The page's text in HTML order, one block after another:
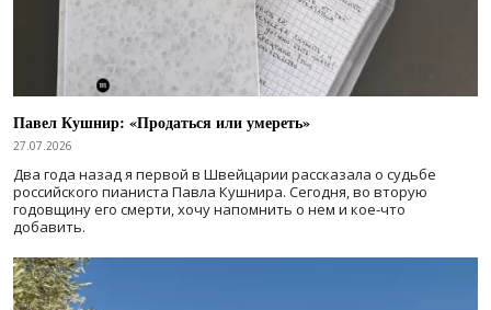
Павел Кушнир: «Продаться или умереть»
27.07.2026
Два года назад я первой в Швейцарии рассказала о судьбе
российского пианиста Павла Кушнира. Сегодня, во вторую
годовщину его смерти, хочу напомнить о нем и кое-что
добавить.